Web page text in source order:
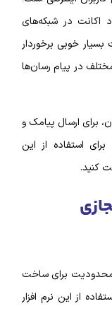
اکانت در شبکه‌‌های
بسیار خوبی برخوردار
در پیام رسان‌‌ها
برای ارسال پیامک و
استفاده از این
کنید.
محدودیت برای ساخت
از این نرم‌ افزار